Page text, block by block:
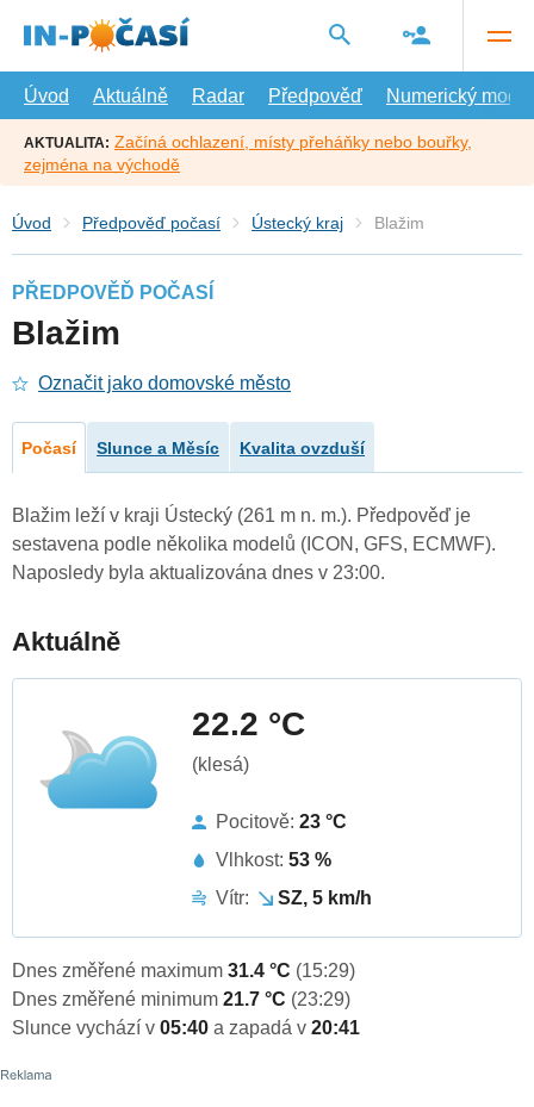
hlavní
Úvod
Aktuálně Radar Předpověď Numerický model
AKTUALITA: Začíná ochlazení, místy přeháňky nebo bouřky,
zejména na východě
Úvod Předpověď počasí Ústecký kraj Blažim
PŘEDPOVĚĎ POČASÍ
Blažim
Označit jako domovské město
Počasí Slunce a Měsíc Kvalita ovzduší
Blažim leží v kraji Ústecký (261 m n. m.). Předpověď je
sestavena podle několika modelů (ICON, GFS, ECMWF).
Naposledy byla aktualizována dnes v 23:00.
Aktuálně
22.2 °C
(klesá)
Pocitově: 23 °C
Vlhkost: 53 %
Vítr:
SZ, 5 km/h
Dnes změřené maximum 31.4 °C (15:29)
Dnes změřené minimum 21.7 °C (23:29)
Slunce vychází v 05:40 a zapadá v 20:41